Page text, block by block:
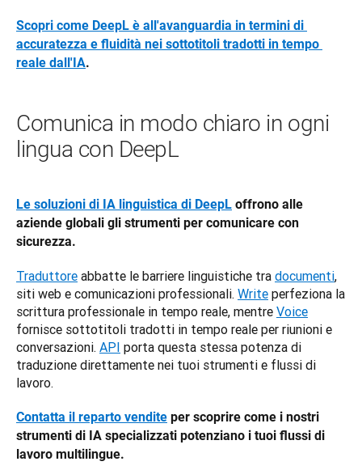
Scopri come DeepL è all'avanguardia in termini di
accuratezza e fluidità nei sottotitoli tradotti in tempo
reale dall'IA.
Comunica in modo chiaro in ogni
lingua con DeepL
Le soluzioni di IA linguistica di DeepL offrono alle
aziende globali gli strumenti per comunicare con
sicurezza.
Traduttore abbatte le barriere linguistiche tra documenti,
siti web e comunicazioni professionali. Write perfeziona la
scrittura professionale in tempo reale, mentre Voice
fornisce sottotitoli tradotti in tempo reale per riunioni e
conversazioni. API porta questa stessa potenza di
traduzione direttamente nei tuoi strumenti e flussi di
lavoro.
Contatta il reparto vendite per scoprire come i nostri
strumenti di IA specializzati potenziano i tuoi flussi di
lavoro multilingue.